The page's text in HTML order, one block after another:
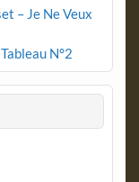
– Je Ne Veux
N°2